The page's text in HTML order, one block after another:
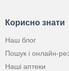
Корисно знати
Наш блог
Пошук і онлайн-
Наші аптеки